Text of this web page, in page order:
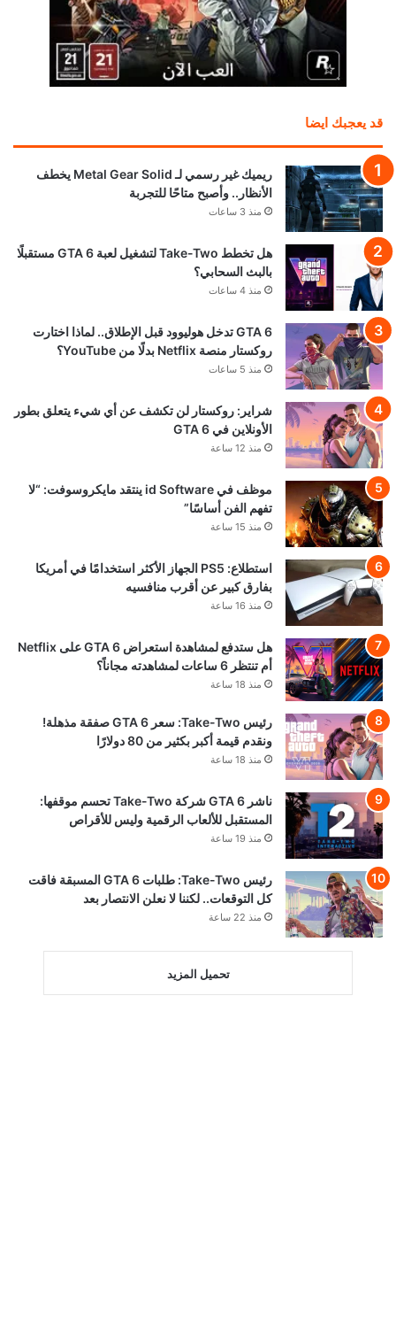
قد يعجبك ايضا
ريميك غير رسمي لـ Metal Gear Solid يخطف
الأنظار.. وأصبح متاحًا للتجربة
منذ 3 ساعات
هل تخطط Take-Two لتشغيل لعبة GTA 6 مستقبلًا
بالبث السحابي؟
منذ 4 ساعات
GTA 6 تدخل هوليوود قبل الإطلاق.. لماذا اختارت
روكستار منصة Netflix بدلًا من YouTube؟
منذ 5 ساعات
شراير: روكستار لن تكشف عن أي شيء يتعلق بطور
الأونلاين في GTA 6
منذ 12 ساعة
موظف في id Software ينتقد مايكروسوفت: “لا
تفهم الفن أساسًا”
منذ 15 ساعة
استطلاع: PS5 الجهاز الأكثر استخدامًا في أمريكا
بفارق كبير عن أقرب منافسيه
منذ 16 ساعة
هل ستدفع لمشاهدة استعراض GTA 6 على Netflix
أم تنتظر 6 ساعات لمشاهدته مجاناً؟
منذ 18 ساعة
رئيس Take-Two: سعر GTA 6 صفقة مذهلة!
ونقدم قيمة أكبر بكثير من 80 دولارًا
منذ 18 ساعة
ناشر GTA 6 شركة Take-Two تحسم موقفها:
المستقبل للألعاب الرقمية وليس للأقراص
منذ 19 ساعة
رئيس Take-Two: طلبات GTA 6 المسبقة فاقت
كل التوقعات.. لكننا لا نعلن الانتصار بعد
منذ 22 ساعة
تحميل المزيد